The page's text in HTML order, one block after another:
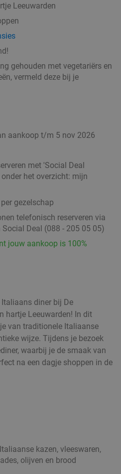
Leeuwarden
gehouden met vegetariërs en
vermeld deze bij je
aankoop t/m 5 nov 2026
met 'Social Deal
het overzicht: mijn
gezelschap
telefonisch reserveren via
Deal (088 - 205 05 05)
jouw aankoop is 100%
diner bij De
hartje Leeuwarden! In dit
van traditionele Italiaanse
wijze. Tijdens je bezoek
waarbij je de smaak van
na een dagje shoppen in de
kazen, vleeswaren,
olijven en brood